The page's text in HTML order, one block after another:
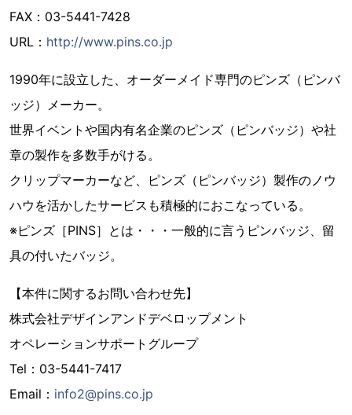
FAX：03-5441-7428
URL： http://www.pins.co.jp
1990年に設立した、オーダーメイド専門のピンズ（ピンバ
ッジ）メーカー。
世界イベントや国内有名企業のピンズ（ピンバッジ）や社
章の製作を多数手がける。
クリップマーカーなど、ピンズ（ピンバッジ）製作のノウ
ハウを活かしたサービスも積極的におこなっている。
※ピンズ［PINS］とは・・・一般的に言うピンバッジ、留
具の付いたバッジ。
【本件に関するお問い合わせ先】
株式会社デザインアンドデベロップメント
オペレーションサポートグループ
Tel：03-5441-7417
Email： info2@pins.co.jp